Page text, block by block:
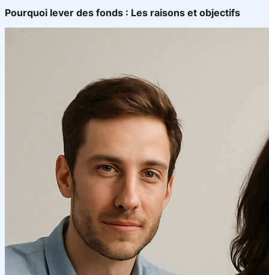
Pourquoi lever des fonds : Les raisons et objectifs